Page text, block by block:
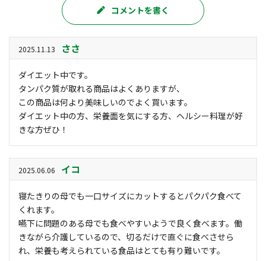
コメントを書く
2025.11.13 ささ
ダイエット中です。
タンパク質が取れる商品はよくありますが、
この商品は何より美味しいのでよく買います。
ダイエット中の方、栄養面を気にする方、ヘルシー料理が好
きな方ぜひ！
2025.06.06 イコ
寝たきりの母でも一口サイズにカットするとパクパク食べて
くれます。
嚥下に問題のある母でも食べやすいようで良く食べます。働
きながら介護しているので、切るだけで直ぐに食べさせら
れ、栄養も考えられている食品はとても有り難いです。